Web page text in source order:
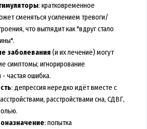
: кратковременное
сменяться усилением тревоги/
что выглядит как "вдруг стало
заболевания (и их лечение) могут
симптомы; игнорирование
частая ошибка.
: депрессия нередко идёт вместе с
расстройствами сна, СДВГ,
: попытка